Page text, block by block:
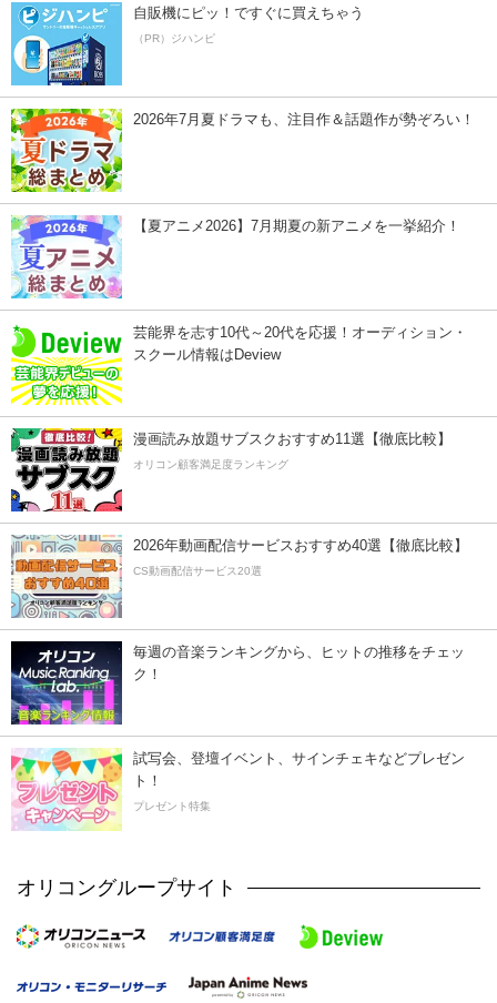
自販機にピッ！ですぐに買えちゃう
（PR）ジハンピ
2026年7月夏ドラマも、注目作＆話題作が勢ぞろい！
【夏アニメ2026】7月期夏の新アニメを一挙紹介！
芸能界を志す10代～20代を応援！オーディション・
スクール情報はDeview
漫画読み放題サブスクおすすめ11選【徹底比較】
オリコン顧客満足度ランキング
2026年動画配信サービスおすすめ40選【徹底比較】
CS動画配信サービス20選
毎週の音楽ランキングから、ヒットの推移をチェッ
ク！
試写会、登壇イベント、サインチェキなどプレゼン
ト！
プレゼント特集
オリコングループサイト